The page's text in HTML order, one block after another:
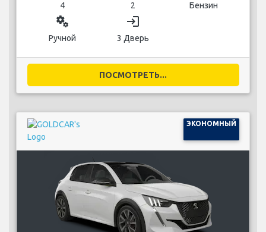
4 2 Бензин
miscellaneous_services
Ручной
login
3 Дверь
ПОСМОТРЕТЬ...
ЭКОНОМНЫЙ